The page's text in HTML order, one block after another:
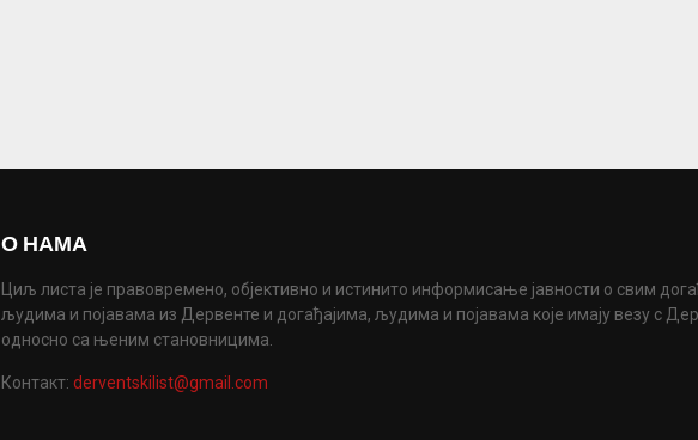
О НАМА
Циљ листа је правовремено, објективно и истинито информисање јавности о свим
људима и појавама из Дервенте и догађајима, људима и појавама које имају везу с
односно са њеним становницима.
Контакт: derventskilist@gmail.com